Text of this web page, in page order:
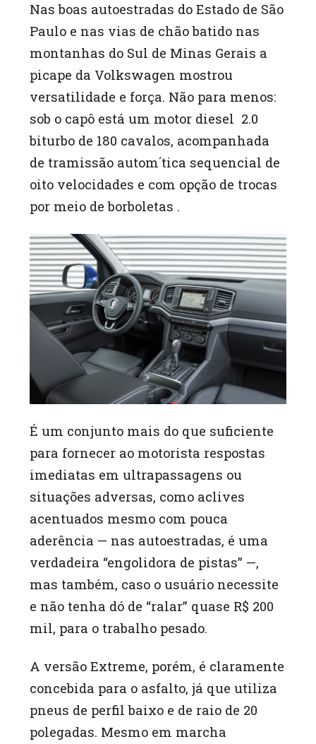
Nas boas autoestradas do Estado de São
Paulo e nas vias de chão batido nas
montanhas do Sul de Minas Gerais a
picape da Volkswagen mostrou
versatilidade e força. Não para menos:
sob o capô está um motor diesel 2.0
biturbo de 180 cavalos, acompanhada
de tramissão autom´tica sequencial de
oito velocidades e com opção de trocas
por meio de borboletas .
É um conjunto mais do que suficiente
para fornecer ao motorista respostas
imediatas em ultrapassagens ou
situações adversas, como aclives
acentuados mesmo com pouca
aderência — nas autoestradas, é uma
verdadeira “engolidora de pistas” —,
mas também, caso o usuário necessite
e não tenha dó de “ralar” quase R$ 200
mil, para o trabalho pesado.
A versão Extreme, porém, é claramente
concebida para o asfalto, já que utiliza
pneus de perfil baixo e de raio de 20
polegadas. Mesmo em marcha